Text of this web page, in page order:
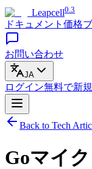
Leapcell0.3
ドキュメント 価格
お問い合わせ
JA
ログイン無料で新
Back to Tech
Goマイ